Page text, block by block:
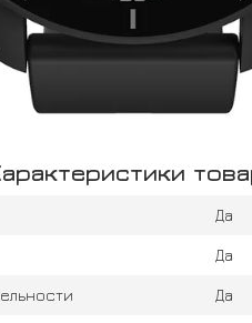
Да
Да
Да